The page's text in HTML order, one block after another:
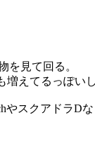
を見て回る。
増えてるっぽい
スクアドラDな